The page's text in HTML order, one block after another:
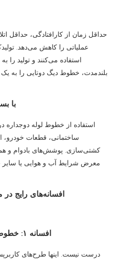
حداقل زمان از کارافتادگی، حداقل
عملیاتی را کاهش می‌دهد.
استفاده می‌کنند و تولید را
بلندمدت، خطوط دیگ دوتایی را به
۷.
استفاده از خطوط لوله دوجداره
ساختمانی، قطعات خودرو،
کشتی‌سازی. پوشش‌های بادوام و
معرض شرایط آب و هوایی یا سایر
افسانه‌های رایج
افسانه ۱: خطوط دابل پات خیلی پیچیده هستند
درست نیست. اینها طرح‌های